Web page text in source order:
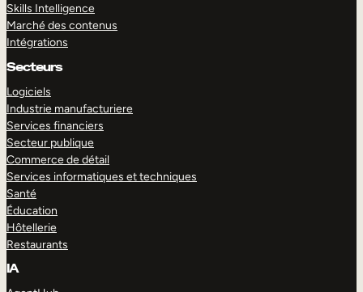
Skills Intelligence
Marché des contenus
Intégrations
Secteurs
Logiciels
Industrie manufacturiere
Services financiers
Secteur publique
Commerce de détail
Services informatiques et techniques
Santé
Éducation
Hôtellerie
Restaurants
IA